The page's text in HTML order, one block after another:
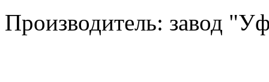
Производитель: завод